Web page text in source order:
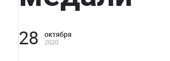
28 октября
2020